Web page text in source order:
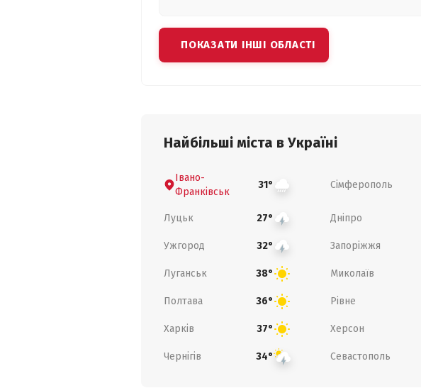
ПОКАЗАТИ ІНШІ ОБЛАСТІ
Найбільші міста в Україні
Івано-
Франківськ
31° Сімферополь
Луцьк 27° Дніпро
Ужгород 32° Запоріжжя
Луганськ 38° Миколаїв
Полтава 36° Рівне
Харків 37° Херсон
Чернігів 34° Севастополь